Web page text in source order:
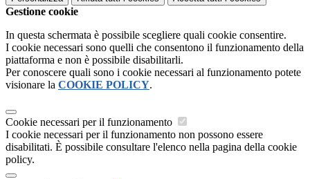
Gestione cookie
In questa schermata è possibile scegliere quali cookie consentire.
I cookie necessari sono quelli che consentono il funzionamento della
piattaforma e non è possibile disabilitarli.
Per conoscere quali sono i cookie necessari al funzionamento potete
visionare la COOKIE POLICY.
Cookie necessari per il funzionamento
I cookie necessari per il funzionamento non possono essere
disabilitati. È possibile consultare l'elenco nella pagina della cookie
policy.